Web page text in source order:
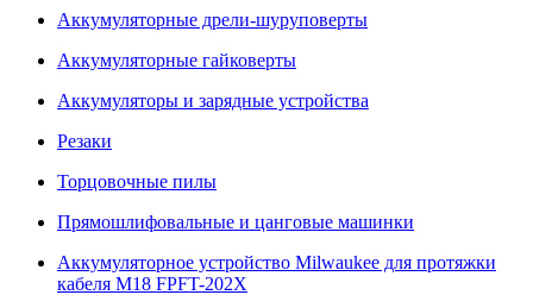
Аккумуляторные дрели-шуруповерты
Аккумуляторные гайковерты
Аккумуляторы и зарядные устройства
Резаки
Торцовочные пилы
Прямошлифовальные и цанговые машинки
Аккумуляторное устройство Milwaukee для протяжки
кабеля M18 FPFT-202X